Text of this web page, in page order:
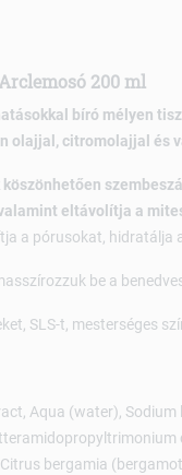
200 ml
bíró mélyen
olajjal, citromolajjal és
eltávolítja a
a pórusokat, hidratálja
be a
SLS-t, mesterséges
Aqua (water),
bergamia